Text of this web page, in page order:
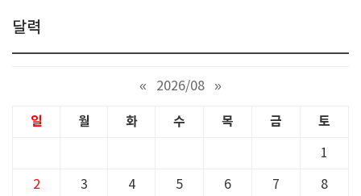
달력
« 2026/08 »
일 월 화 수 목 금 토
1
2 3 4 5 6 7 8